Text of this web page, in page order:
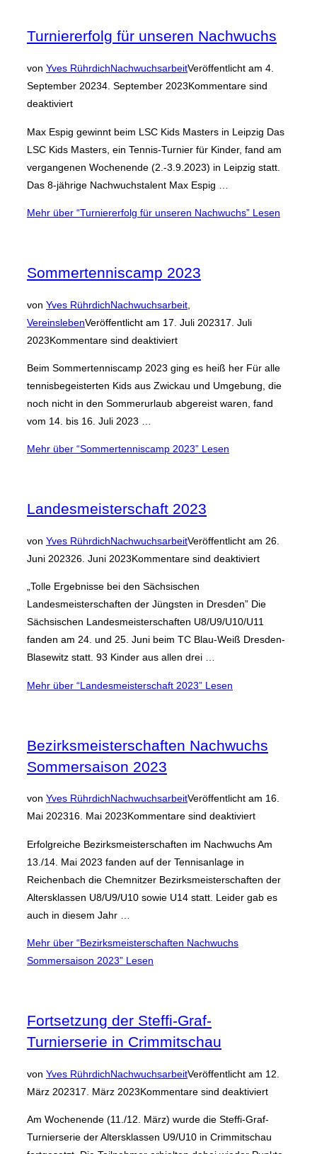
Turniererfolg für unseren Nachwuchs
von Yves RührdichNachwuchsarbeitVeröffentlicht am 4.
September 20234. September 2023Kommentare sind
deaktiviert
Max Espig gewinnt beim LSC Kids Masters in Leipzig Das
LSC Kids Masters, ein Tennis-Turnier für Kinder, fand am
vergangenen Wochenende (2.-3.9.2023) in Leipzig statt.
Das 8-jährige Nachwuchstalent Max Espig …
Mehr über “Turniererfolg für unseren Nachwuchs” Lesen
Sommertenniscamp 2023
von Yves RührdichNachwuchsarbeit
VereinslebenVeröffentlicht am 17. Juli 202317. Juli
2023Kommentare sind deaktiviert
Beim Sommertenniscamp 2023 ging es heiß her Für alle
tennisbegeisterten Kids aus Zwickau und Umgebung, die
noch nicht in den Sommerurlaub abgereist waren, fand
vom 14. bis 16. Juli 2023 …
Mehr über “Sommertenniscamp 2023” Lesen
Landesmeisterschaft 2023
von Yves RührdichNachwuchsarbeitVeröffentlicht am 26.
Juni 202326. Juni 2023Kommentare sind deaktiviert
„Tolle Ergebnisse bei den Sächsischen
Landesmeisterschaften der Jüngsten in Dresden” Die
Sächsischen Landesmeisterschaften U8/U9/U10/U11
fanden am 24. und 25. Juni beim TC Blau-Weiß Dresden-
Blasewitz statt. 93 Kinder aus allen drei …
Mehr über “Landesmeisterschaft 2023” Lesen
Bezirksmeisterschaften Nachwuchs
Sommersaison 2023
von Yves RührdichNachwuchsarbeitVeröffentlicht am 16.
Mai 202316. Mai 2023Kommentare sind deaktiviert
Erfolgreiche Bezirksmeisterschaften im Nachwuchs Am
13./14. Mai 2023 fanden auf der Tennisanlage in
Reichenbach die Chemnitzer Bezirksmeisterschaften der
Altersklassen U8/U9/U10 sowie U14 statt. Leider gab es
auch in diesem Jahr …
Mehr über “Bezirksmeisterschaften Nachwuchs
Sommersaison 2023” Lesen
Fortsetzung der Steffi-Graf-
Turnierserie in Crimmitschau
von Yves RührdichNachwuchsarbeitVeröffentlicht am 12.
März 202317. März 2023Kommentare sind deaktiviert
Am Wochenende (11./12. März) wurde die Steffi-Graf-
Turnierserie der Altersklassen U9/U10 in Crimmitschau